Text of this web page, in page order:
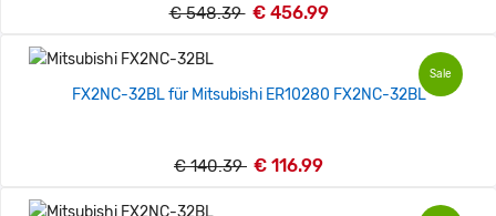
€ 548.39 € 456.99
Sale
FX2NC-32BL für Mitsubishi ER10280 FX2NC-32BL
€ 140.39 € 116.99